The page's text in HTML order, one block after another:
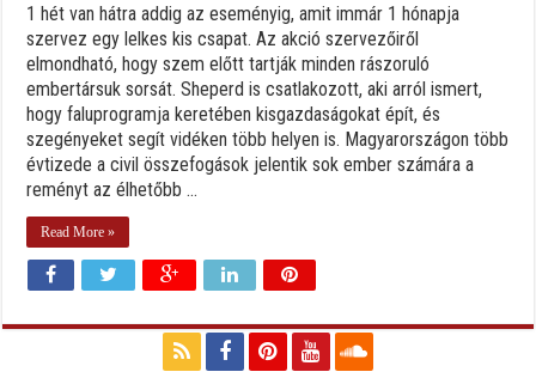
1 hét van hátra addig az eseményig, amit immár 1 hónapja
szervez egy lelkes kis csapat. Az akció szervezőiről
elmondható, hogy szem előtt tartják minden rászoruló
embertársuk sorsát. Sheperd is csatlakozott, aki arról ismert,
hogy faluprogramja keretében kisgazdaságokat épít, és
szegényeket segít vidéken több helyen is. Magyarországon több
évtizede a civil összefogások jelentik sok ember számára a
reményt az élhetőbb ...
Read More »